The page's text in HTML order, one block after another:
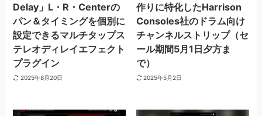
Delay」L・R・Centerの
パン＆タイミングを個別に
設定できるマルチタップス
テレオディレイエフェクト
プラグイン
2025年8月20日
作りに特化したHarrison
Consoles社のドラム向け
チャンネルストリップ（セ
ール期間5月1日夕方ま
で）
2025年5月2日